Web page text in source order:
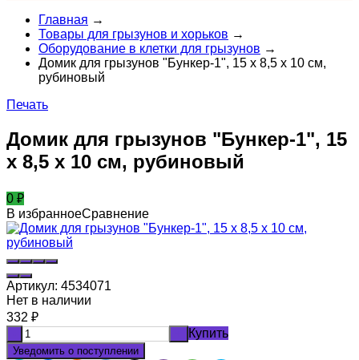
Главная →
Товары для грызунов и хорьков →
Оборудование в клетки для грызунов →
Домик для грызунов "Бункер-1", 15 х 8,5 х 10 см,
рубиновый
Печать
Домик для грызунов "Бункер-1", 15
х 8,5 х 10 см, рубиновый
0 ₽
В избранноеСравнение
Артикул: 4534071
Нет в наличии
332 ₽
Купить
Уведомить о поступлении